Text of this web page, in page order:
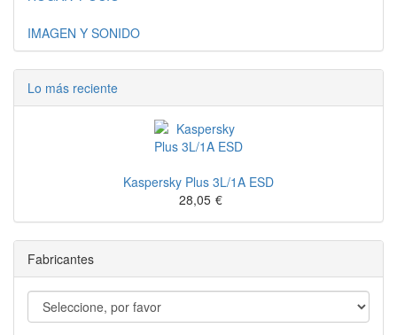
IMAGEN Y SONIDO
Lo más reciente
Kaspersky Plus 3L/1A ESD
28,05 €
Fabricantes